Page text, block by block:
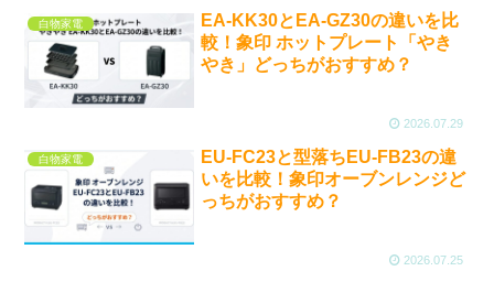
白物家電
EA-KK30とEA-GZ30の違いを比
較！象印 ホットプレート「やき
やき」どっちがおすすめ？
2026.07.29
白物家電
EU-FC23と型落ちEU-FB23の違
いを比較！象印オーブンレンジど
っちがおすすめ？
2026.07.25